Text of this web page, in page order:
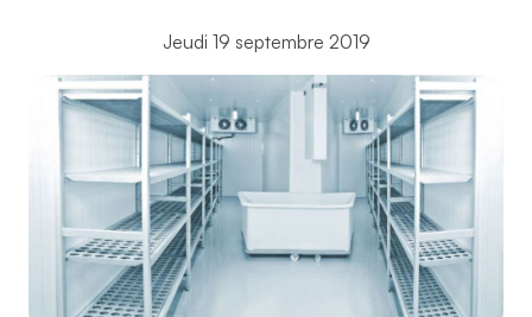
Jeudi 19 septembre 2019